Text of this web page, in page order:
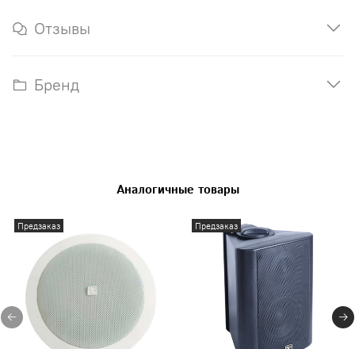
Отзывы
Бренд
Аналогичные товары
Предзаказ Предзаказ